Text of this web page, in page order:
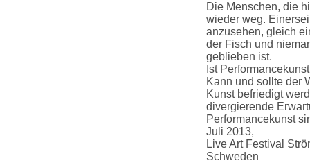
Die Menschen, die
wieder weg.
anzusehen, gleich
der Fisch und
geblieben ist.
Ist
Kann und sollte der
Kunst befriedigt
divergierende
Performancekunst
Juli 2013,
Live Art Festival
Schweden